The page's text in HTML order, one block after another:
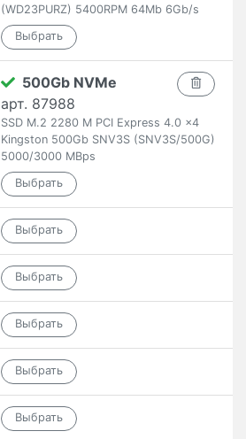
(WD23PURZ) 5400RPM 64Mb 6Gb/s
500Gb NVMe
арт. 87988
SSD M.2 2280 M PCI Express 4.0 x4
Kingston 500Gb SNV3S (SNV3S/500G)
5000/3000 MBps